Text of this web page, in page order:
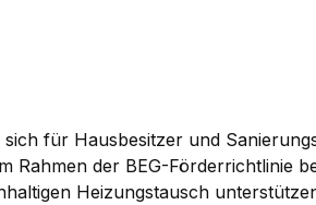
für Hausbesitzer und
Rahmen der BEG-
Heizungstausch